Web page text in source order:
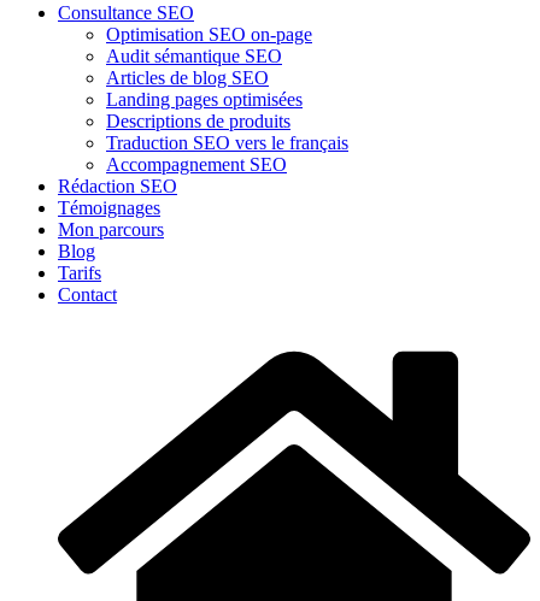
Consultance SEO
Optimisation SEO on-page
Audit sémantique SEO
Articles de blog SEO
Landing pages optimisées
Descriptions de produits
Traduction SEO vers le français
Accompagnement SEO
Rédaction SEO
Témoignages
Mon parcours
Blog
Tarifs
Contact